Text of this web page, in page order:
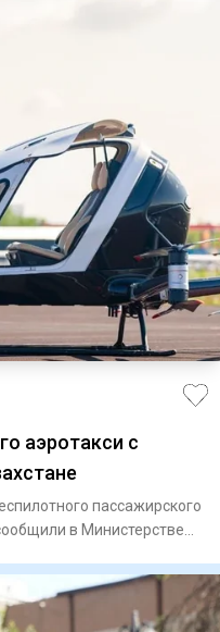
аэротакси с
пассажирского
в Министерстве